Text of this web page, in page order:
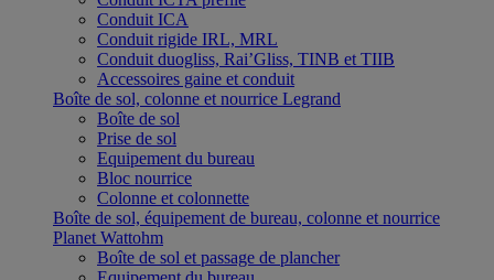
Conduit ICA
Conduit rigide IRL, MRL
Conduit duogliss, Rai’Gliss, TINB et TIIB
Accessoires gaine et conduit
Boîte de sol, colonne et nourrice Legrand
Boîte de sol
Prise de sol
Equipement du bureau
Bloc nourrice
Colonne et colonnette
Boîte de sol, équipement de bureau, colonne et nourrice
Planet Wattohm
Boîte de sol et passage de plancher